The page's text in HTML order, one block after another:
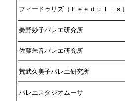
フィードゥリズ（Ｆｅｅｄｕｌｉｓ）
秦野妙子バレエ研究所
佐藤朱音バレエ研究所
荒武久美子バレエ研究所
バレエスタジオムーサ